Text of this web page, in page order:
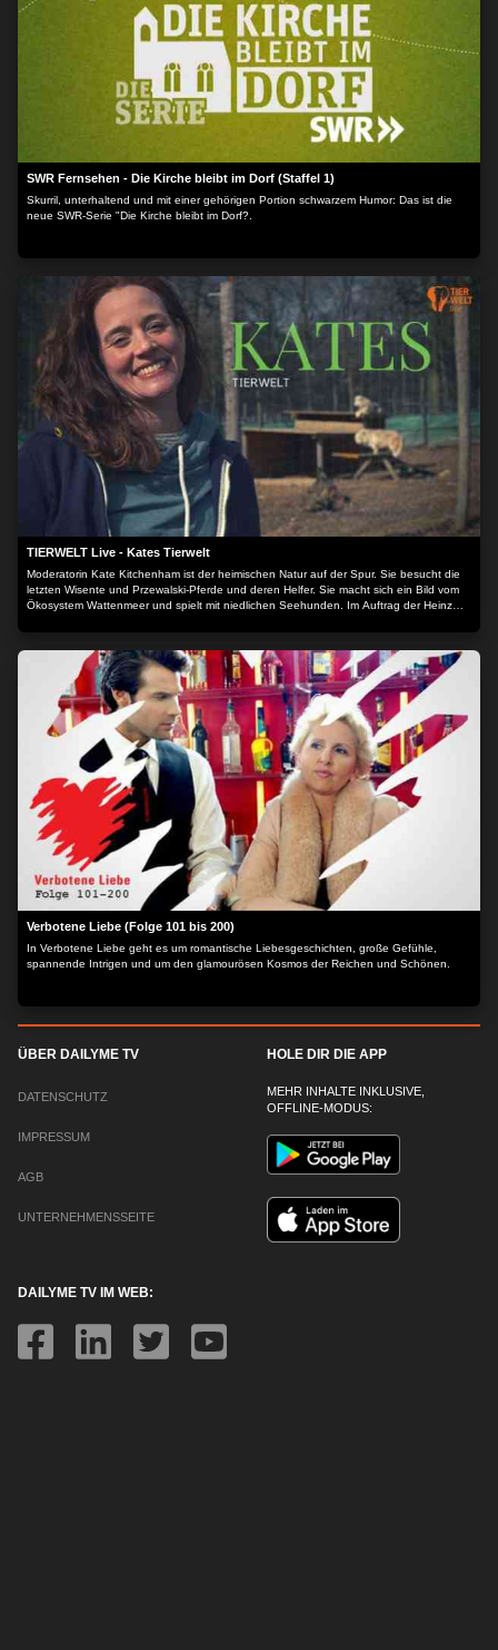
SWR Fernsehen - Die Kirche bleibt im Dorf (Staffel 1)
Skurril, unterhaltend und mit einer gehörigen Portion schwarzem Humor: Das ist die
neue SWR-Serie "Die Kirche bleibt im Dorf?.
TIERWELT Live - Kates Tierwelt
Moderatorin Kate Kitchenham ist der heimischen Natur auf der Spur. Sie besucht die
letzten Wisente und Przewalski-Pferde und deren Helfer. Sie macht sich ein Bild vom
Ökosystem Wattenmeer und spielt mit niedlichen Seehunden. Im Auftrag der Heinz
Heimat - und derer, die sie schützen.
Verbotene Liebe (Folge 101 bis 200)
In Verbotene Liebe geht es um romantische Liebesgeschichten, große Gefühle,
spannende Intrigen und um den glamourösen Kosmos der Reichen und Schönen.
ÜBER DAILYME TV
DATENSCHUTZ
IMPRESSUM
AGB
UNTERNEHMENSSEITE
HOLE DIR DIE APP
MEHR INHALTE INKLUSIVE,
OFFLINE-MODUS:
DAILYME TV IM WEB: